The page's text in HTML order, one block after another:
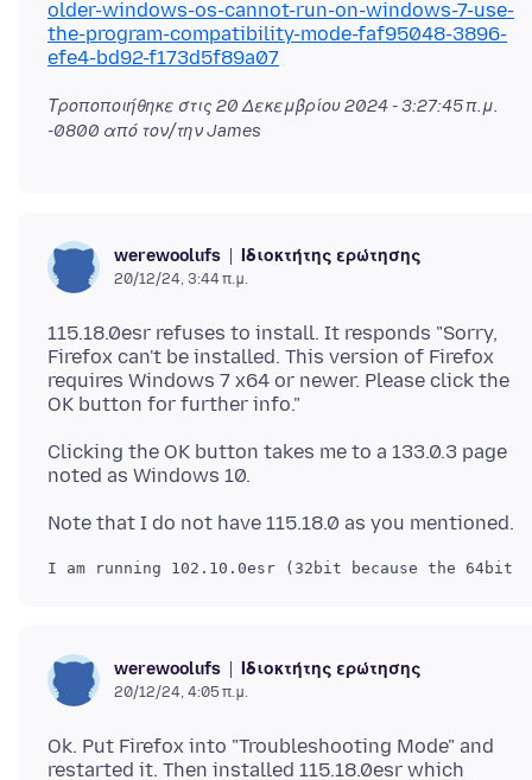
older-windows-os-cannot-run-on-windows-7-use-
the-program-compatibility-mode-faf95048-3896-
efe4-bd92-f173d5f89a07
Τροποποιήθηκε στις 20 Δεκεμβρίου 2024 - 3:27:45 π.μ.
-0800 από τον/την James
werewoolufs Ιδιοκτήτης ερώτησης
20/12/24, 3:44 π.μ.
115.18.0esr refuses to install. It responds "Sorry,
Firefox can't be installed. This version of Firefox
requires Windows 7 x64 or newer. Please click the
Clicking the OK button takes me to a 133.0.3 page
werewoolufs Ιδιοκτήτης ερώτησης
20/12/24, 4:05 π.μ.
Ok. Put Firefox into "Troubleshooting Mode" and
restarted it. Then installed 115.18.0esr which